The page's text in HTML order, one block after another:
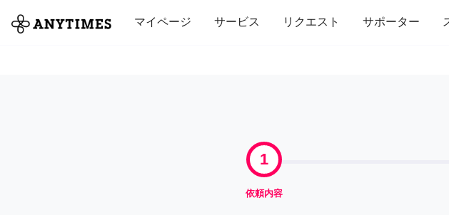
マイページ サービス リクエスト サポーター
全て 修理・組立 家事 引っ越し インテリア 趣味
1
依頼内容